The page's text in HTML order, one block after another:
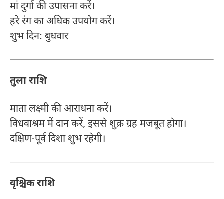
मां दुर्गा की उपासना करें।
हरे रंग का अधिक उपयोग करें।
शुभ दिन: बुधवार
तुला राशि
माता लक्ष्मी की आराधना करें।
विधवाश्रम में दान करें, इससे शुक्र ग्रह मजबूत होगा।
दक्षिण-पूर्व दिशा शुभ रहेगी।
वृश्चिक राशि